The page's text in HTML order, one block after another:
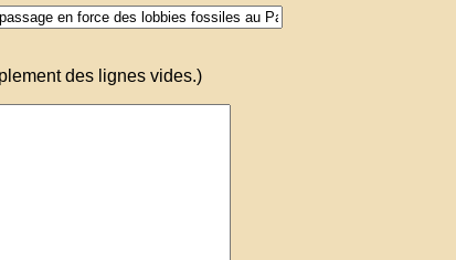
des lignes vides.)